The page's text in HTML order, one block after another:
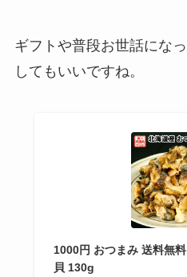
ギフトや普段お世話にな
してもいいですね。
1000円 おつまみ 送料無
貝 130g